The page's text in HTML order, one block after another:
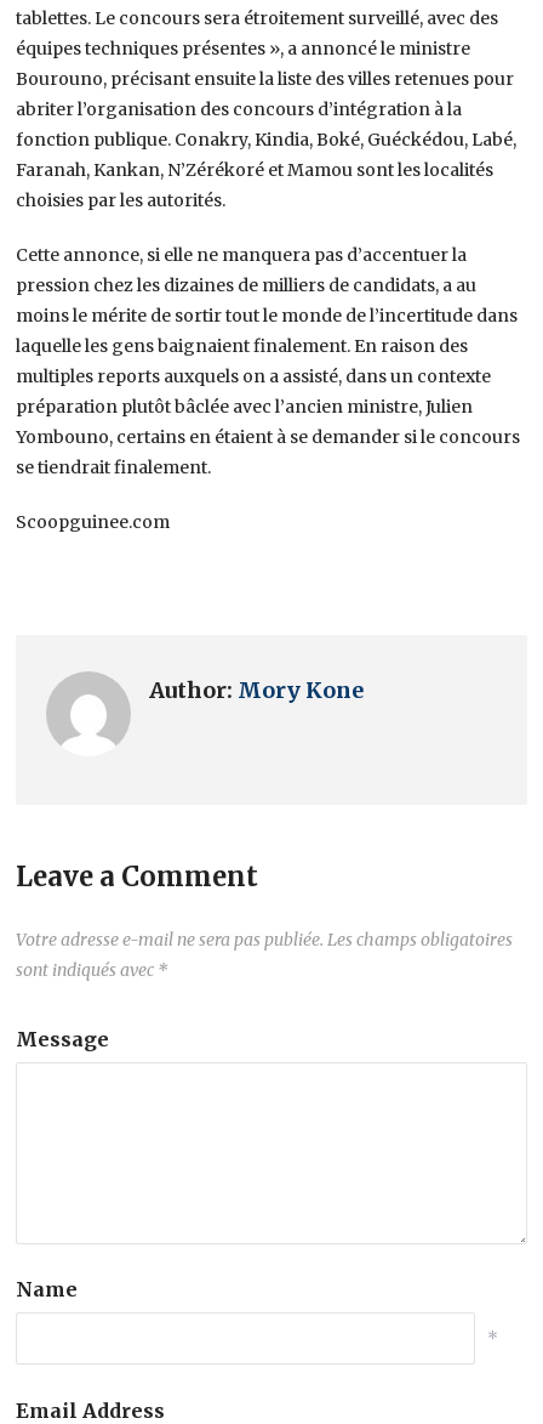
tablettes. Le concours sera étroitement surveillé, avec des
équipes techniques présentes », a annoncé le ministre
Bourouno, précisant ensuite la liste des villes retenues pour
abriter l’organisation des concours d’intégration à la
fonction publique. Conakry, Kindia, Boké, Guéckédou, Labé,
Faranah, Kankan, N’Zérékoré et Mamou sont les localités
choisies par les autorités.
Cette annonce, si elle ne manquera pas d’accentuer la
pression chez les dizaines de milliers de candidats, a au
moins le mérite de sortir tout le monde de l’incertitude dans
laquelle les gens baignaient finalement. En raison des
multiples reports auxquels on a assisté, dans un contexte
préparation plutôt bâclée avec l’ancien ministre, Julien
Yombouno, certains en étaient à se demander si le concours
se tiendrait finalement.
Scoopguinee.com
Author: Mory Kone
Leave a Comment
Votre adresse e-mail ne sera pas publiée. Les champs obligatoires
sont indiqués avec *
Message
Name
*
Email Address